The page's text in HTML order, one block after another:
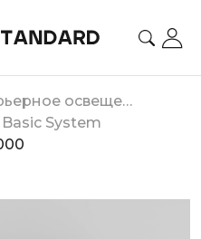
Интерьерное освещение
Basic System